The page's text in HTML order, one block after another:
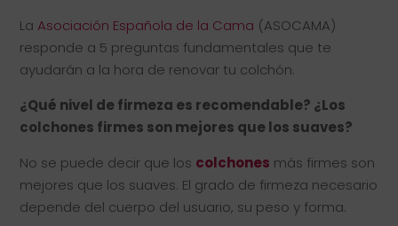
La Asociación Española de la Cama (ASOCAMA)
responde a 5 preguntas fundamentales que te
ayudarán a la hora de renovar tu colchón.
¿Qué nivel de firmeza es recomendable? ¿Los
colchones firmes son mejores que los suaves?
No se puede decir que los colchones más firmes son
mejores que los suaves. El grado de firmeza necesario
depende del cuerpo del usuario, su peso y forma.